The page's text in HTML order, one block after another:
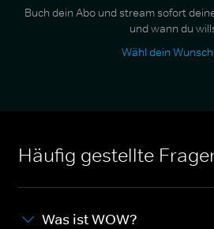
Buch dein Abo und stream sofort
und wann du
Wähl dein
Häufig gestellte
Was ist WOW?